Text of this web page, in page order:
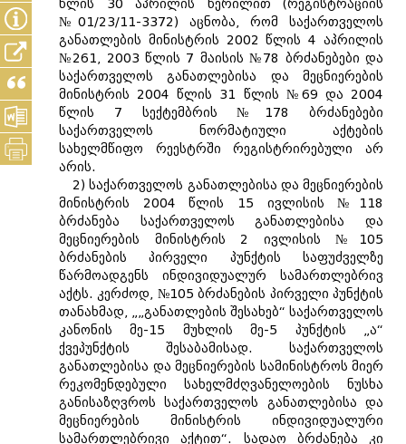
წლის 30 აპრილის წერილით (რეგისტრაციის
№01/23/11-3372) აცნობა, რომ საქართველოს
განათლების მინისტრის 2002 წლის 4 აპრილის
№261, 2003 წლის 7 მაისის №78 ბრძანებები და
საქართველოს განათლებისა და მეცნიერების
მინისტრის 2004 წლის 31 წლის №69 და 2004
წლის 7 სექტემბრის №178 ბრძანებები
საქართველოს ნორმატიული აქტების
სახელმწიფო რეესტრში რეგისტრირებული არ
არის.
2) საქართველოს განათლებისა და მეცნიერების
მინისტრის 2004 წლის 15 ივლისის №118
ბრძანება საქართველოს განათლებისა და
მეცნიერების მინისტრის 2 ივლისის №105
ბრძანების პირველი პუნქტის საფუძველზე
წარმოადგენს ინდივიდუალურ სამართლებრივ
აქტს. კერძოდ, №105 ბრძანების პირველი პუნქტის
თანახმად, „„განათლების შესახებ“ საქართველოს
კანონის მე-15 მუხლის მე-5 პუნქტის „ა“
ქვეპუნქტის შესაბამისად. საქართველოს
განათლებისა და მეცნიერების სამინისტროს მიერ
რეკომენდებული სახელმძღვანელოების ნუსხა
განისაზღვროს საქართველოს განათლებისა და
მეცნიერების მინისტრის ინდივიდუალური
სამართლებრივი აქტით“. სადაო ბრძანება კი